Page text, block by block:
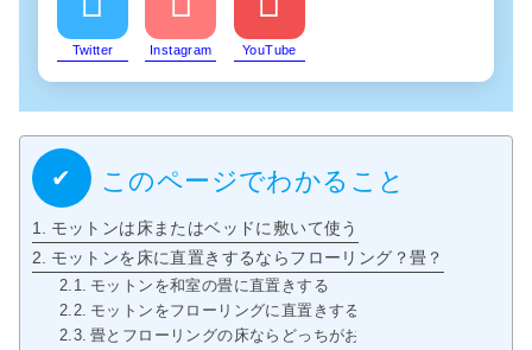
Twitter Instagram YouTube
このページでわかること
モットンは床またはベッドに敷いて使う
モットンを床に直置きするならフローリング？畳？
モットンを和室の畳に直置きする
モットンをフローリングに直置きする
畳とフローリングの床ならどっちがおすすめ？